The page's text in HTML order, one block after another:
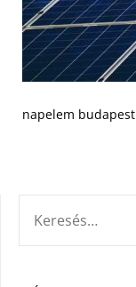
napelem budapest